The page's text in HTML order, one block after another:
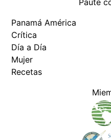
Paute
Panamá América
Crítica
Día a Día
Mujer
Recetas